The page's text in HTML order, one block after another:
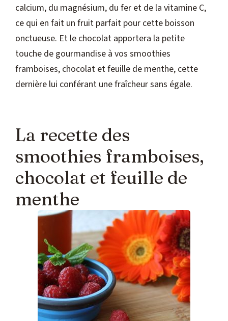
calcium, du magnésium, du fer et de la vitamine C,
ce qui en fait un fruit parfait pour cette boisson
onctueuse. Et le chocolat apportera la petite
touche de gourmandise à vos smoothies
framboises, chocolat et feuille de menthe, cette
dernière lui conférant une fraîcheur sans égale.
La recette des
smoothies framboises,
chocolat et feuille de
menthe